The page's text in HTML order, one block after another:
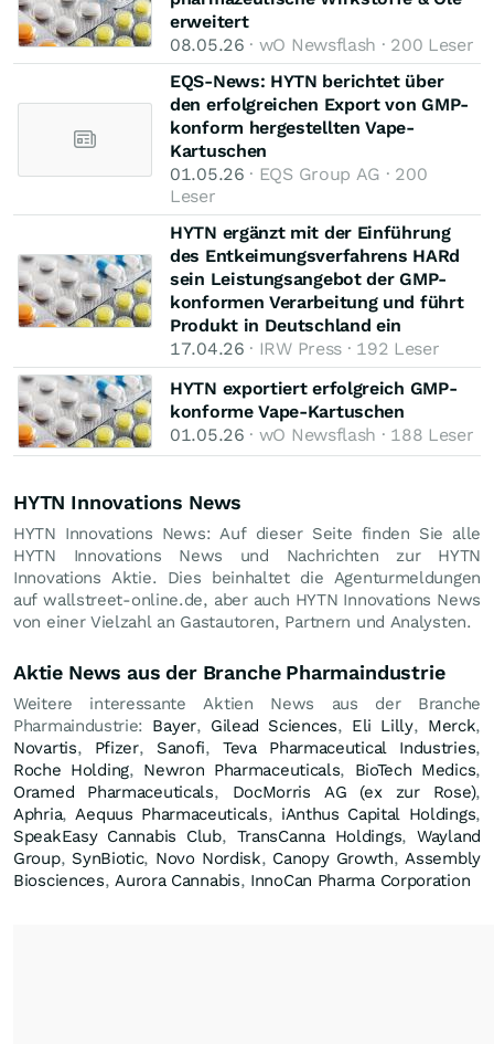
erweitert
08.05.26 · wO Newsflash · 200 Leser
EQS-News: HYTN berichtet über
den erfolgreichen Export von GMP-
konform hergestellten Vape-
Kartuschen
01.05.26 · EQS Group AG · 200
Leser
HYTN ergänzt mit der Einführung
des Entkeimungsverfahrens HARd
sein Leistungsangebot der GMP-
konformen Verarbeitung und führt
Produkt in Deutschland ein
17.04.26 · IRW Press · 192 Leser
HYTN exportiert erfolgreich GMP-
konforme Vape-Kartuschen
01.05.26 · wO Newsflash · 188 Leser
HYTN Innovations News
HYTN Innovations News: Auf dieser Seite finden Sie alle
HYTN Innovations News und Nachrichten zur HYTN
Innovations Aktie. Dies beinhaltet die Agenturmeldungen
auf wallstreet-online.de, aber auch HYTN Innovations News
von einer Vielzahl an Gastautoren, Partnern und Analysten.
Aktie News aus der Branche Pharmaindustrie
Weitere interessante Aktien News aus der Branche
Pharmaindustrie: Bayer, Gilead Sciences, Eli Lilly, Merck,
Novartis, Pfizer, Sanofi,Teva Pharmaceutical Industries,
Roche Holding, Newron Pharmaceuticals, BioTech Medics,
Oramed Pharmaceuticals, DocMorris AG (ex zur Rose),
Aphria,Aequus Pharmaceuticals, iAnthus Capital Holdings,
SpeakEasy Cannabis Club, TransCanna Holdings,Wayland
Group, SynBiotic, Novo Nordisk, Canopy Growth,Assembly
Biosciences,Aurora Cannabis, InnoCan Pharma Corporation